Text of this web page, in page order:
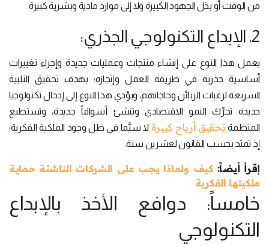
من الوقت أو بذل الجهود الكبيرة ولا إلى موارد مادية وبشرية كبيرة.
2. الإبداع التكنولوجي الجذري:
يعمل هذا النوع على إنشاء منتجات وعمليات جديدة وإجراء تغييرات
أساسية جذرية في طريقة العمل وإنجازه؛ بهدف تحقيق التلبية
السريعة لرغبات الزبائن وحاجاتهم، ويؤدي هذا النوع إلى إدخال تكنولوجيا
جديدة تحرِّك النمو الاقتصادي وتنشئ أسواقاً جديدة، وتستطيع
المنظمة تحقيق أرباح كبيرة لا سيَّما في ظل وجود الملكية الفكرية؛
إذ تمتد بحسب القانون لعشرين سنة.
إقرأ أيضاً:كيف ولماذا يجب على الشركات الناشئة حماية
ملكيتها الفكرية
خامساً: دوافع الأخذ بالإبداع
التكنولوجي